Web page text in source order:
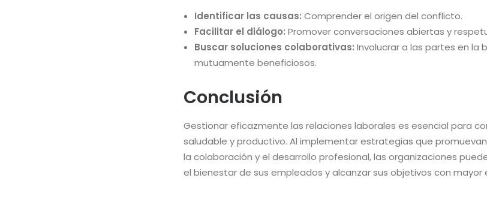
Identificar las causas: Comprender el origen del conflicto.
Facilitar el diálogo: Promover conversaciones abiertas y
Buscar soluciones colaborativas: Involucrar a las partes en la
mutuamente beneficiosos.
Conclusión
Gestionar eficazmente las relaciones laborales es esencial para
saludable y productivo. Al implementar estrategias que
la colaboración y el desarrollo profesional, las organizaciones
el bienestar de sus empleados y alcanzar sus objetivos con mayor